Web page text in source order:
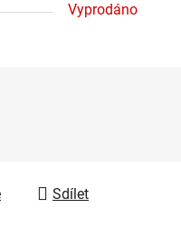
Vyprodáno
Sdílet